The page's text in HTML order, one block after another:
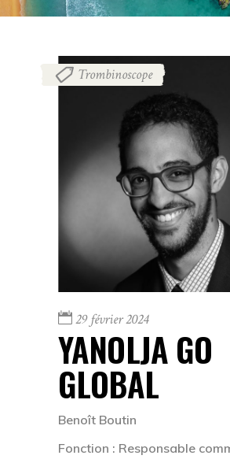
Trombinoscope
29 février 2024
YANOLJA GO
GLOBAL
Benoît Boutin
Fonction : Responsable